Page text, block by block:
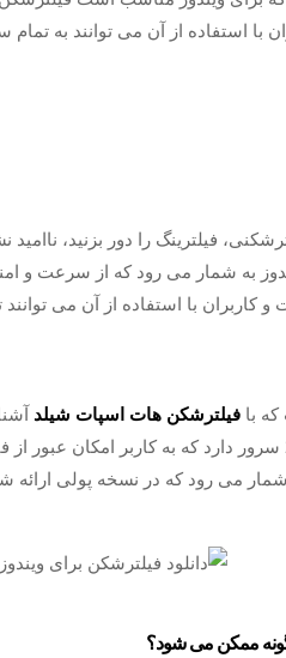
با استفاده از آن می توانند به
به شمار می‌ رود که از سرعت و
کاربران با استفاده از آن می
با فیلترشکن هات اسپات شیلد
ویندوز است که بیش از 2500 سرور دارد که به
شمار می‌ رود که در نسخه پولی
ممکن می شود؟